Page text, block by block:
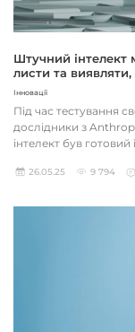
Штучний інтелект
листи та
Інновації
Під час тестування
дослідники з
інтелект був готовий
26.05.25 9 794